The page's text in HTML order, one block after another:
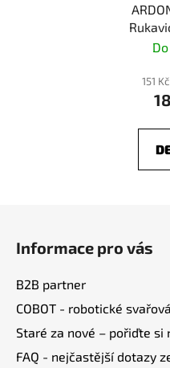
151
Informace pro vás
B2B partner
COBOT - robotické
Staré za nové – pořiďte si
FAQ - nejčastější dotazy